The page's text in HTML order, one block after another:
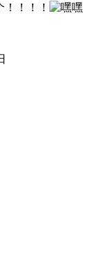
！！！